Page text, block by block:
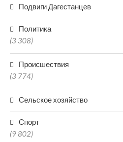
Подвиги Дагестанцев
Политика
(3 308)
Происшествия
(3 774)
Сельское хозяйство
Спорт
(9 802)